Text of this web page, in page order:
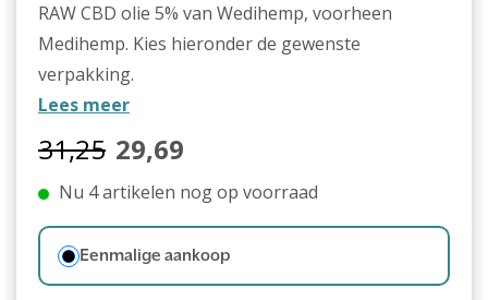
RAW CBD olie 5% van Wedihemp, voorheen
Medihemp. Kies hieronder de gewenste
verpakking.
Lees meer
31,25 29,69
Nu 4 artikelen nog op voorraad
Eenmalige aankoop